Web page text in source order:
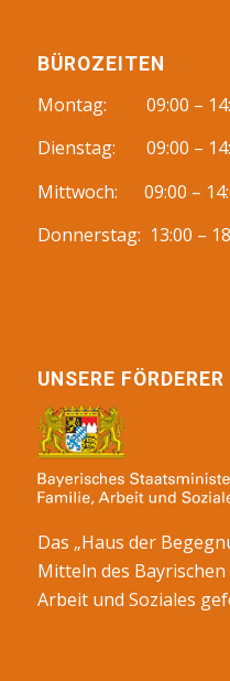
BÜROZEITEN
Montag: 09:00 –
Dienstag: 09:00 –
Mittwoch: 09:00 –
Donnerstag: 13:00 –
UNSERE FÖRDERER
Das „Haus der
Mitteln des
Arbeit und Soziales